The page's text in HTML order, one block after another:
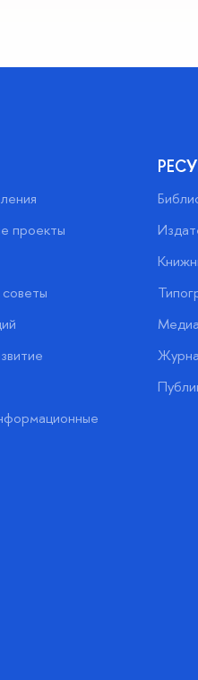
проекты